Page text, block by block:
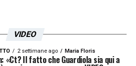
VIDEO
2 settimane ago Maria Floris
«Ct? Il fatto che Guardiola sia qui a